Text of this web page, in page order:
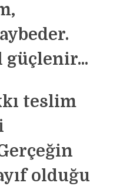
güçlenir...
teslim
olduğu